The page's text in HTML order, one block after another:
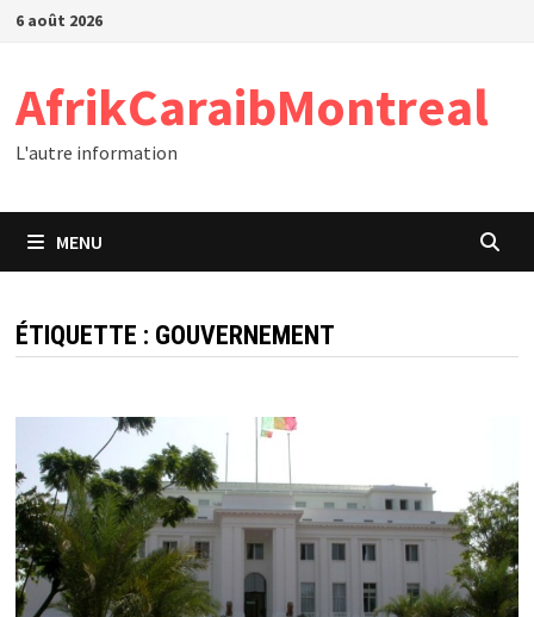
Passer
6 août 2026
AfrikCaraibMontreal
L'autre information
MENU
ÉTIQUETTE : GOUVERNEMENT